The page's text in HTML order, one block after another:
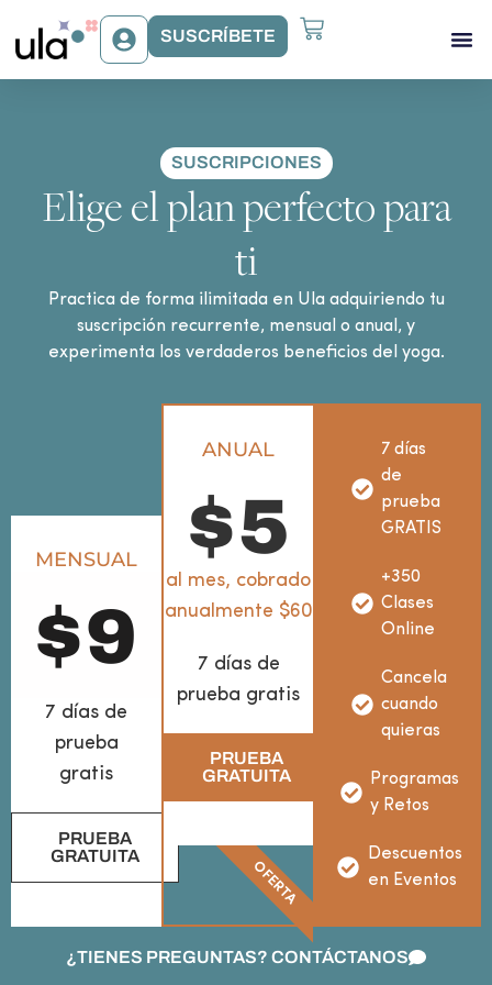
SUSCRÍBETE
SUSCRIPCIONES
Elige el plan perfecto para
ti
Practica de forma ilimitada en Ula adquiriendo tu
suscripción recurrente, mensual o anual, y
experimenta los verdaderos beneficios del yoga.
7 días
de
prueba
GRATIS
+350
Clases
Online
Cancela
cuando
quieras
Programas
y Retos
Descuentos
en Eventos
MENSUAL
$9
7 días de
prueba
gratis
PRUEBA
GRATUITA
ANUAL
$5
al mes, cobrado
anualmente $60
7 días de
prueba gratis
PRUEBA
GRATUITA
OFERTA
¿TIENES PREGUNTAS? CONTÁCTANOS